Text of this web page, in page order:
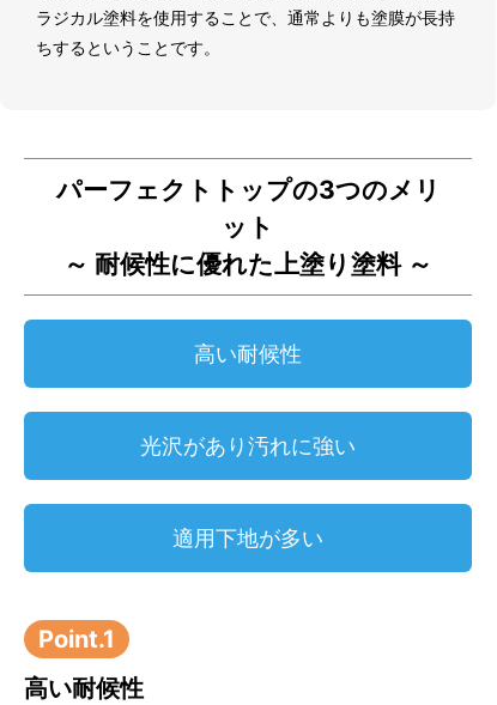
ラジカル塗料を使用することで、通常よりも塗膜が長持
ちするということです。
パーフェクトトップの3つのメリ
ット
～ 耐候性に優れた上塗り塗料 ～
高い耐候性
光沢があり汚れに強い
適用下地が多い
Point.1
高い耐候性